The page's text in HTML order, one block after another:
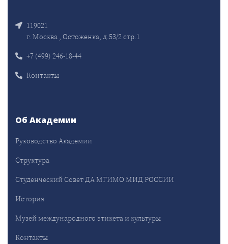
119021
г. Москва , Остоженка, д.53/2 стр.1
+7 (499) 246-18-44
Контакты
Об Академии
Руководство Академии
Структура
Студенческий Совет ДА МГИМО МИД РОССИИ
История
Музей международного этикета и культуры
Контакты